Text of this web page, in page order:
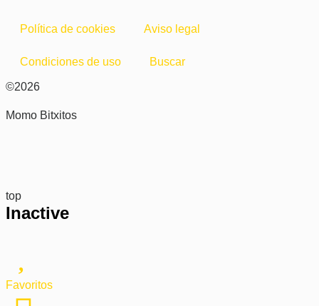
Política de cookies Aviso legal
Condiciones de uso Buscar
©2026
Momo Bitxitos
top
Inactive
Favoritos